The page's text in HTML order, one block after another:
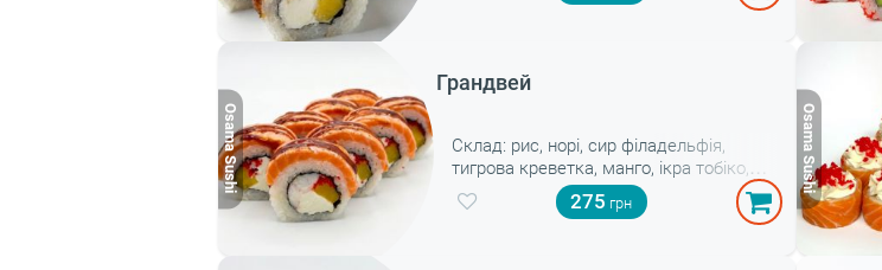
Грандвей
Склад: рис, норі, сир філадельфія,
тигрова креветка, манго, ікра тобіко,
лосось, унагі соус. Вага: 315 г
275